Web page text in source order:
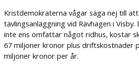
Kristdemokraterna vågar säga nej till
tävlingsanläggning vid Rävhagen i
inte ens omfattar något ridhus, kostar
67 miljoner kronor plus driftskostnader
miljoner kronor per år.